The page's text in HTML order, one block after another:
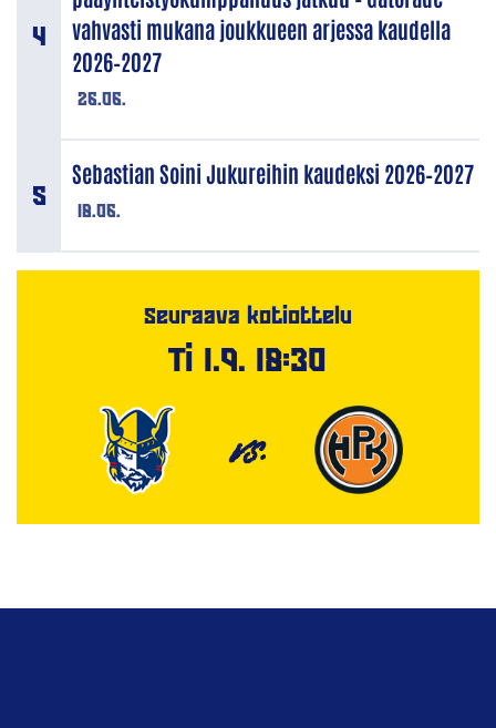
26.06.
vahvasti mukana joukkueen arjessa kaudella
2026–2027
18.06.
Sebastian Soini Jukureihin kaudeksi 2026–2027
Seuraava kotiottelu
Ti 1.9. 18:30
VS.